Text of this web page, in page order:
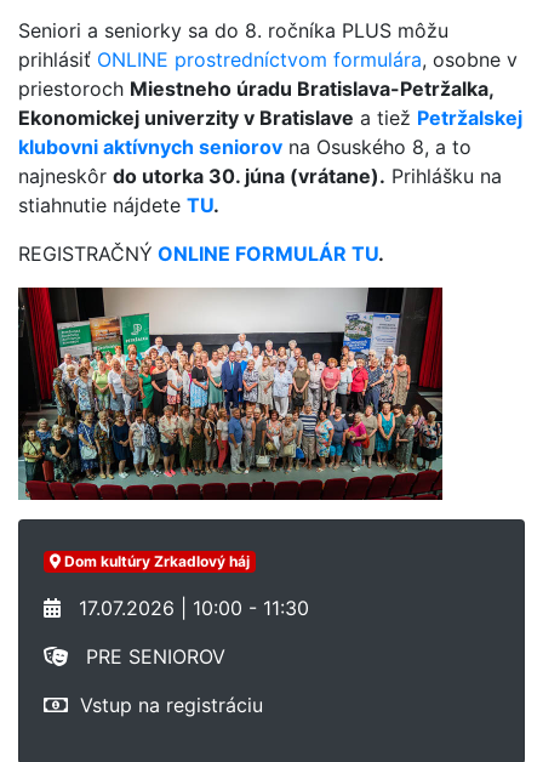
Seniori a seniorky sa do 8. ročníka PLUS môžu
prihlásiť ONLINE prostredníctvom formulára, osobne v
priestoroch Miestneho úradu Bratislava-Petržalka,
Ekonomickej univerzity v Bratislave a tiež Petržalskej
klubovni aktívnych seniorov na Osuského 8, a to
najneskôr do utorka 30. júna (vrátane). Prihlášku na
stiahnutie nájdete TU.
REGISTRAČNÝ ONLINE FORMULÁR TU.
Dom kultúry Zrkadlový háj
17.07.2026 | 10:00 - 11:30
PRE SENIOROV
Vstup na registráciu